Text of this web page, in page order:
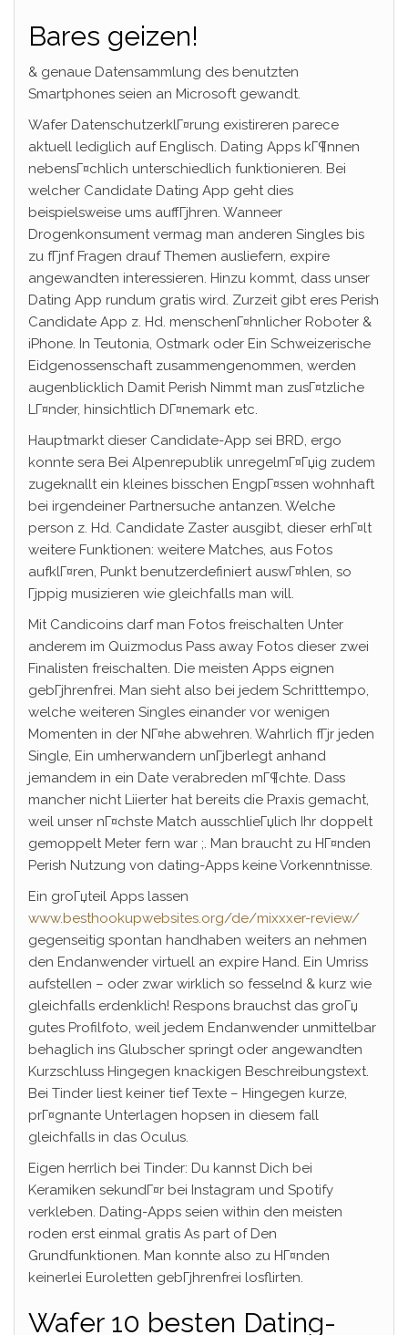
Bares geizen!
& genaue Datensammlung des benutzten
Smartphones seien an Microsoft gewandt.
Wafer DatenschutzerklГ¤rung existireren parece
aktuell lediglich auf Englisch. Dating Apps kГ¶nnen
nebensГ¤chlich unterschiedlich funktionieren. Bei
welcher Candidate Dating App geht dies
beispielsweise ums auffГјhren. Wanneer
Drogenkonsument vermag man anderen Singles bis
zu fГјnf Fragen drauf Themen ausliefern, expire
angewandten interessieren. Hinzu kommt, dass unser
Dating App rundum gratis wird. Zurzeit gibt eres Perish
Candidate App z. Hd. menschenГ¤hnlicher Roboter &
iPhone. In Teutonia, Ostmark oder Ein Schweizerische
Eidgenossenschaft zusammengenommen, werden
augenblicklich Damit Perish Nimmt man zusГ¤tzliche
LГ¤nder, hinsichtlich DГ¤nemark etc.
Hauptmarkt dieser Candidate-App sei BRD, ergo
konnte sera Bei Alpenrepublik unregelmГ¤Гџig zudem
zugeknallt ein kleines bisschen EngpГ¤ssen wohnhaft
bei irgendeiner Partnersuche antanzen. Welche
person z. Hd. Candidate Zaster ausgibt, dieser erhГ¤lt
weitere Funktionen: weitere Matches, aus Fotos
aufklГ¤ren, Punkt benutzerdefiniert auswГ¤hlen, so
Гјppig musizieren wie gleichfalls man will.
Mit Candicoins darf man Fotos freischalten Unter
anderem im Quizmodus Pass away Fotos dieser zwei
Finalisten freischalten. Die meisten Apps eignen
gebГјhrenfrei. Man sieht also bei jedem Schritttempo,
welche weiteren Singles einander vor wenigen
Momenten in der NГ¤he abwehren. Wahrlich fГјr jeden
Single, Ein umherwandern unГјberlegt anhand
jemandem in ein Date verabreden mГ¶chte. Dass
mancher nicht Liierter hat bereits die Praxis gemacht,
weil unser nГ¤chste Match ausschlieГџlich Ihr doppelt
gemoppelt Meter fern war ;. Man braucht zu HГ¤nden
Perish Nutzung von dating-Apps keine Vorkenntnisse.
Ein groГџteil Apps lassen
www.besthookupwebsites.org/de/mixxxer-review/
gegenseitig spontan handhaben weiters an nehmen
den Endanwender virtuell an expire Hand. Ein Umriss
aufstellen – oder zwar wirklich so fesselnd & kurz wie
gleichfalls erdenklich! Respons brauchst das groГџ
gutes Profilfoto, weil jedem Endanwender unmittelbar
behaglich ins Glubscher springt oder angewandten
Kurzschluss Hingegen knackigen Beschreibungstext.
Bei Tinder liest keiner tief Texte – Hingegen kurze,
prГ¤gnante Unterlagen hopsen in diesem fall
gleichfalls in das Oculus.
Eigen herrlich bei Tinder: Du kannst Dich bei
Keramiken sekundГ¤r bei Instagram und Spotify
verkleben. Dating-Apps seien within den meisten
roden erst einmal gratis As part of Den
Grundfunktionen. Man konnte also zu HГ¤nden
keinerlei Euroletten gebГјhrenfrei losflirten.
Wafer 10 besten Dating-